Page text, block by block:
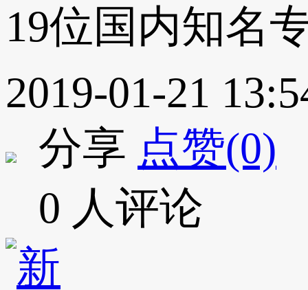
19位国内知名
2019-01-21
分享 点赞(0)
0 人评论